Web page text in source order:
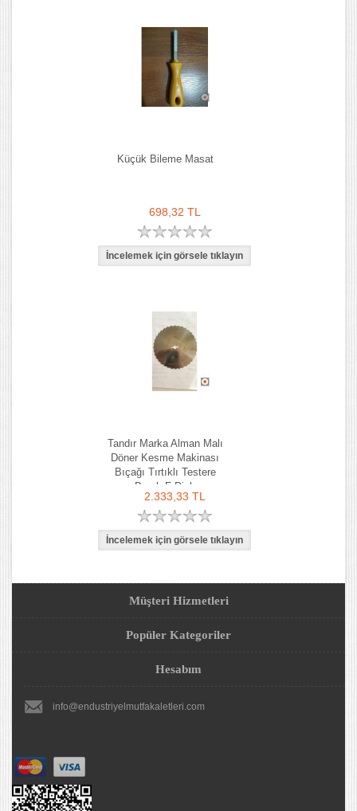
Küçük Bileme Masat
698,32 TL
Tandır Marka Alman Malı
Döner Kesme Makinası
Bıçağı Tırtıklı Testere
Bıçak F Dick
2.333,33 TL
Müşteri Hizmetleri
Popüler Kategoriler
Hesabım
info@endustriyelmutfakaletleri.com